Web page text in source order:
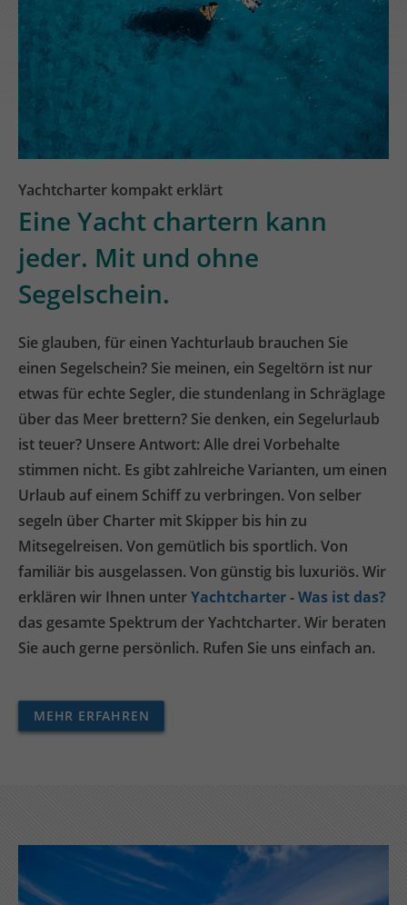
Yachtcharter kompakt erklärt
Eine Yacht chartern kann
jeder. Mit und ohne
Segelschein.
Sie glauben, für einen Yachturlaub brauchen Sie
einen Segelschein? Sie meinen, ein Segeltörn ist nur
etwas für echte Segler, die stundenlang in Schräglage
über das Meer brettern? Sie denken, ein Segelurlaub
ist teuer? Unsere Antwort: Alle drei Vorbehalte
stimmen nicht. Es gibt zahlreiche Varianten, um einen
Urlaub auf einem Schiff zu verbringen. Von selber
segeln über Charter mit Skipper bis hin zu
Mitsegelreisen. Von gemütlich bis sportlich. Von
familiär bis ausgelassen. Von günstig bis luxuriös. Wir
erklären wir Ihnen unterYachtcharter - Was ist das?
das gesamte Spektrum der Yachtcharter. Wir beraten
Sie auch gerne persönlich. Rufen Sie uns einfach an.
MEHR ERFAHREN